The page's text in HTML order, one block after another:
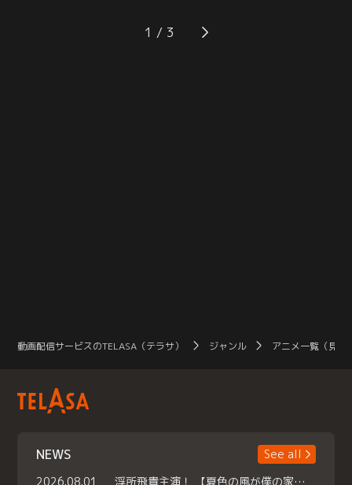
苦しむ人たちが住む村。そこでアシ
ュラは人々を助けようと病気の原因
後継者に相応しいと思う中、なかな
か後継者を決めないハゴロモに弟子
1
動画配信サービスのTELASA（テラサ） ジャンル アニメ一覧（見放
NEWS
See all
2026.08.01
浮所飛貴主演！ 【夏色の風が僕の家にやってきた】 本日よりテラサで独占配信スタート！